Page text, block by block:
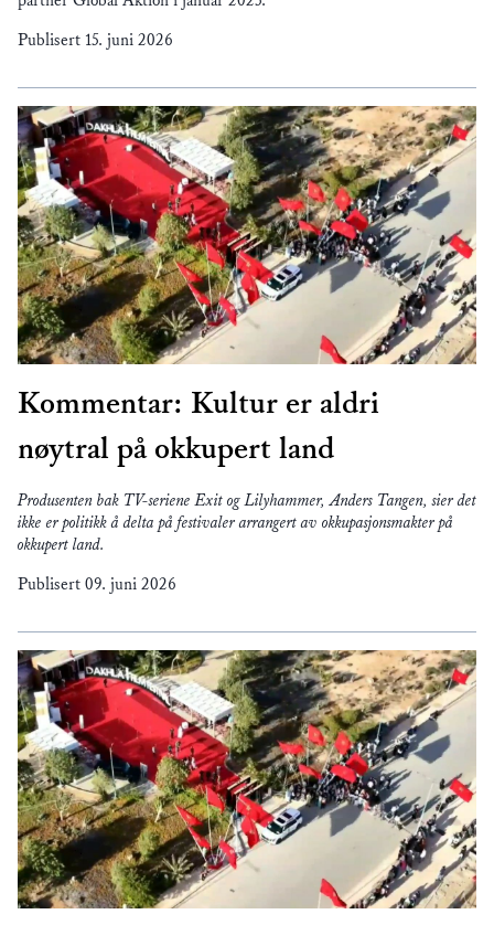
Publisert 15. juni 2026
Kommentar: Kultur er aldri
nøytral på okkupert land
Produsenten bak TV-seriene Exit og Lilyhammer, Anders Tangen, sier det
ikke er politikk å delta på festivaler arrangert av okkupasjonsmakter på
okkupert land.
Publisert 09. juni 2026